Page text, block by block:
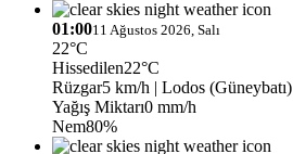
01:0011 Ağustos 2026, Salı
22°C
Hissedilen22°C
Rüzgar5 km/h | Lodos (Güneybatı)
Yağış Miktarı0 mm/h
Nem80%